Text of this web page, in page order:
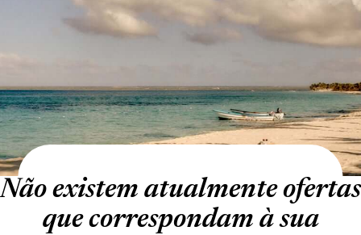
Não existem atualmente ofertas
que correspondam à sua